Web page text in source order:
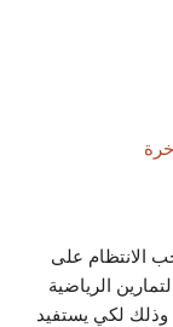
الانتظام على
الرياضية
وذلك لكي يستفيد